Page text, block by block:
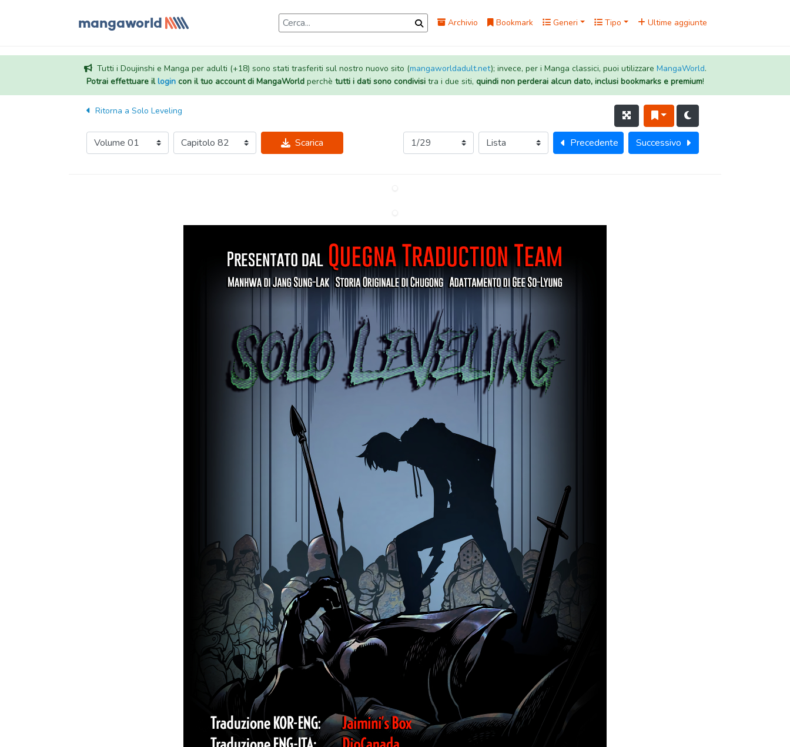
Archivio Bookmark Generi Tipo Ultime aggiunte
Tutti i Doujinshi e Manga per adulti (+18) sono stati trasferiti sul nostro nuovo sito (mangaworldadult.net); invece, per i Manga classici, puoi utilizzare MangaWorld.
Potrai effettuare illogincon il tuo account di MangaWorldperchè tutti i dati sono condivisitra i due siti, quindi non perderai alcun dato, inclusi bookmarks e premium!
Ritorna a Solo Leveling
Scarica Precedente Successivo